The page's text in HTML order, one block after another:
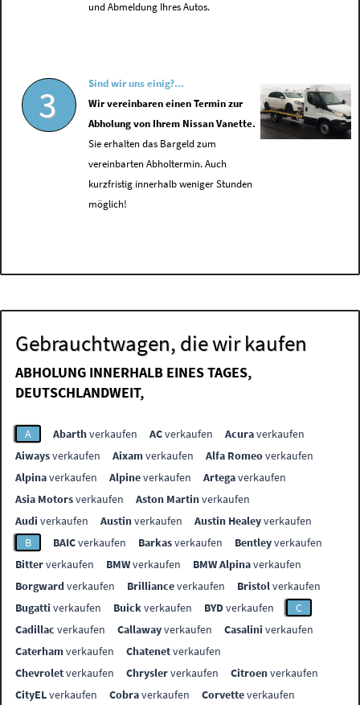
und Abmeldung Ihres Autos.
3
Sind wir uns einig?...
Wir vereinbaren einen Termin zur
Abholung von Ihrem Nissan Vanette.
Sie erhalten das Bargeld zum
vereinbarten Abholtermin. Auch
kurzfristig innerhalb weniger Stunden
möglich!
Gebrauchtwagen, die wir kaufen
ABHOLUNG INNERHALB EINES TAGES,
DEUTSCHLANDWEIT,
A Abarthverkaufen ACverkaufen Acuraverkaufen
Aiwaysverkaufen Aixamverkaufen Alfa Romeoverkaufen
Alpinaverkaufen Alpineverkaufen Artegaverkaufen
Asia Motorsverkaufen Aston Martinverkaufen
Audi verkaufen Austinverkaufen Austin Healeyverkaufen
B
BAICverkaufen Barkasverkaufen Bentleyverkaufen
Bitterverkaufen BMWverkaufen BMW Alpinaverkaufen
Borgwardverkaufen Brillianceverkaufen Bristolverkaufen
Bugatti verkaufen Buickverkaufen BYDverkaufen
C
Cadillac verkaufen Callawayverkaufen Casalini verkaufen
Caterhamverkaufen Chatenetverkaufen
Chevroletverkaufen Chryslerverkaufen Citroenverkaufen
CityELverkaufen Cobraverkaufen Corvetteverkaufen